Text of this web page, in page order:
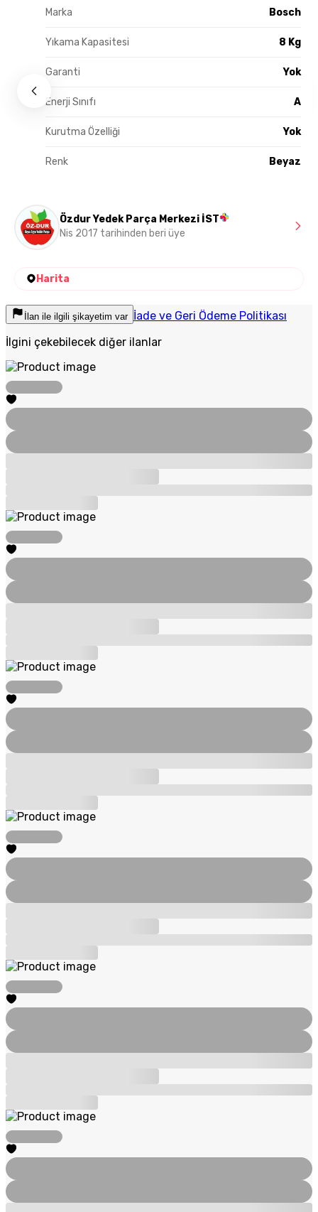
Marka Bosch
Yıkama Kapasitesi 8 Kg
Garanti Yok
Enerji Sınıfı A
Kurutma Özelliği Yok
Renk Beyaz
Özdur Yedek Parça Merkezi İST
Nis 2017 tarihinden beri üye
Harita
İlan ile ilgili şikayetim var İade ve Geri Ödeme Politikası
İlgini çekebilecek diğer ilanlar